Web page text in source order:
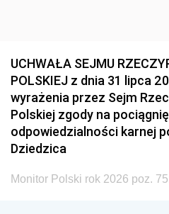
UCHWAŁA SEJMU
POLSKIEJ z dnia 31 lipca
wyrażenia przez Sejm
Polskiej zgody na
odpowiedzialności karnej
Dziedzica
Monitor Polski rok 2026 poz.